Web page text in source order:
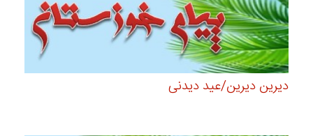
دیرین دیرین/عید دیدنی